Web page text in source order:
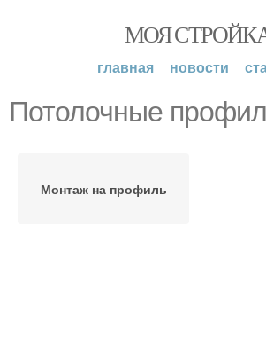
МОЯ
главная новости
Потолочные
Монтаж на профиль